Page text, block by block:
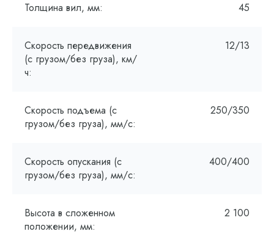
Толщина вил, мм: 45
Скорость передвижения
(с грузом/без груза), км/
ч:
12/13
Скорость подъема (с
грузом/без груза), мм/с:
250/350
Скорость опускания (с
грузом/без груза), мм/с:
400/400
Высота в сложенном
положении, мм:
2 100